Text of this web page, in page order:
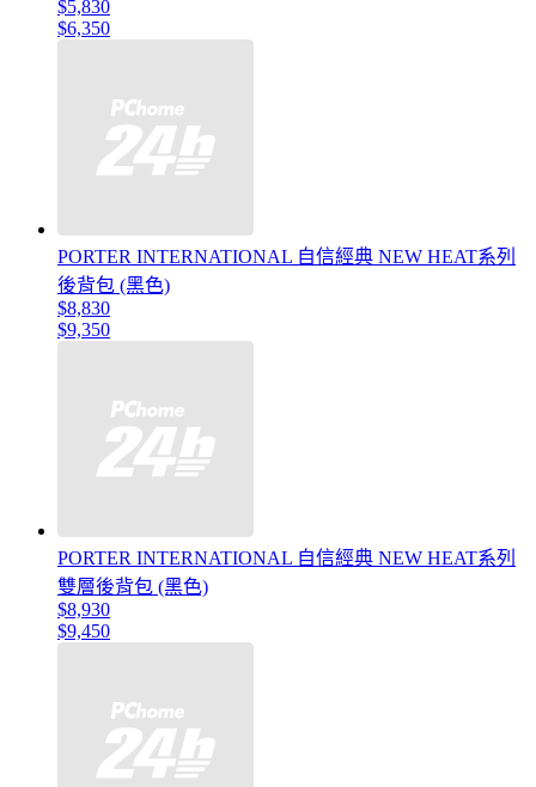
$5,830
$6,350
PORTER INTERNATIONAL 自信經典 NEW HEAT系列
後背包 (黑色)
$8,830
$9,350
PORTER INTERNATIONAL 自信經典 NEW HEAT系列
雙層後背包 (黑色)
$8,930
$9,450